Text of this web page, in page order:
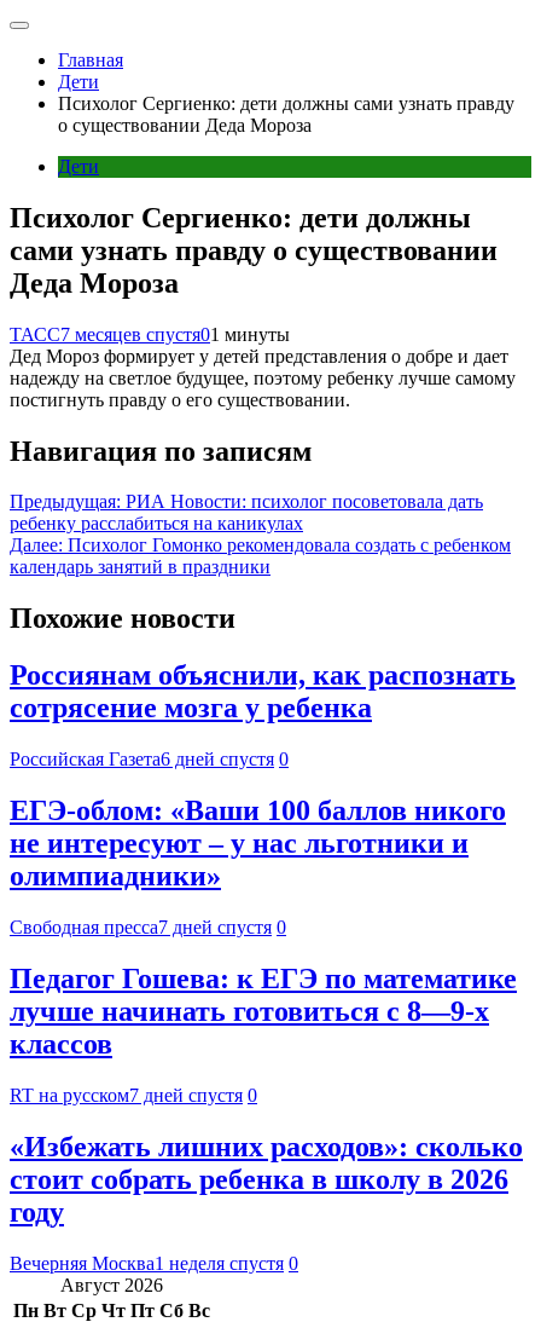
Главная
Дети
Психолог Сергиенко: дети должны сами узнать правду
о существовании Деда Мороза
Дети
Психолог Сергиенко: дети должны
сами узнать правду о существовании
Деда Мороза
ТАСС7 месяцев спустя01 минуты
Дед Мороз формирует у детей представления о добре и дает
надежду на светлое будущее, поэтому ребенку лучше самому
постигнуть правду о его существовании.
Навигация по записям
Предыдущая: РИА Новости: психолог посоветовала дать
ребенку расслабиться на каникулах
Далее: Психолог Гомонко рекомендовала создать с ребенком
календарь занятий в праздники
Похожие новости
Россиянам объяснили, как распознать
сотрясение мозга у ребенка
Российская Газета6 дней спустя 0
ЕГЭ-облом: «Ваши 100 баллов никого
не интересуют – у нас льготники и
олимпиадники»
Свободная пресса7 дней спустя 0
Педагог Гошева: к ЕГЭ по математике
лучше начинать готовиться с 8—9-х
классов
RT на русском7 дней спустя 0
«Избежать лишних расходов»: сколько
стоит собрать ребенка в школу в 2026
году
Вечерняя Москва1 неделя спустя 0
Август 2026
Пн Вт Ср Чт Пт Сб Вс